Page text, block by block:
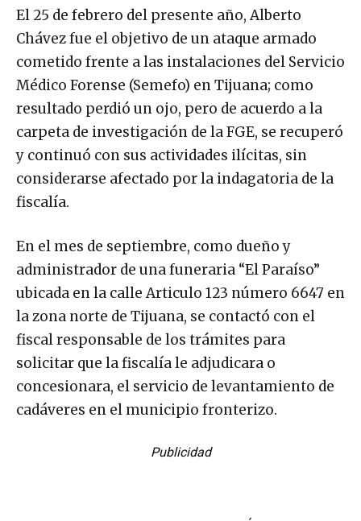
El 25 de febrero del presente año, Alberto
Chávez fue el objetivo de un ataque armado
cometido frente a las instalaciones del Servicio
Médico Forense (Semefo) en Tijuana; como
resultado perdió un ojo, pero de acuerdo a la
carpeta de investigación de la FGE, se recuperó
y continuó con sus actividades ilícitas, sin
considerarse afectado por la indagatoria de la
fiscalía.
En el mes de septiembre, como dueño y
administrador de una funeraria “El Paraíso”
ubicada en la calle Articulo 123 número 6647 en
la zona norte de Tijuana, se contactó con el
fiscal responsable de los trámites para
solicitar que la fiscalía le adjudicara o
concesionara, el servicio de levantamiento de
cadáveres en el municipio fronterizo.
Publicidad